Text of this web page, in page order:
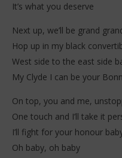
It’s what you deserve
Next up, we’ll be grand
Hop up in my black
West side to the east side
My Clyde I can be your
On top, you and me,
One touch and I’ll take it
I’ll fight for your honour
Oh baby, oh baby